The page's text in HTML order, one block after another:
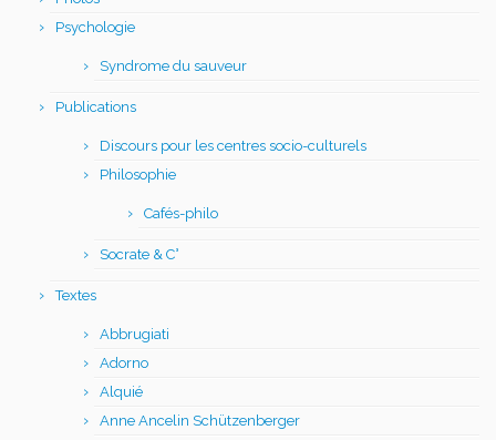
Psychologie
Syndrome du sauveur
Publications
Discours pour les centres socio-culturels
Philosophie
Cafés-philo
Socrate & C°
Textes
Abbrugiati
Adorno
Alquié
Anne Ancelin Schützenberger